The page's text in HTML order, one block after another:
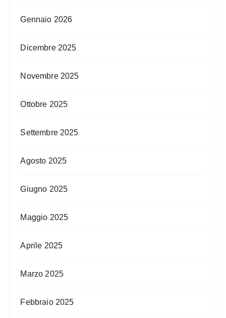
Gennaio 2026
Dicembre 2025
Novembre 2025
Ottobre 2025
Settembre 2025
Agosto 2025
Giugno 2025
Maggio 2025
Aprile 2025
Marzo 2025
Febbraio 2025